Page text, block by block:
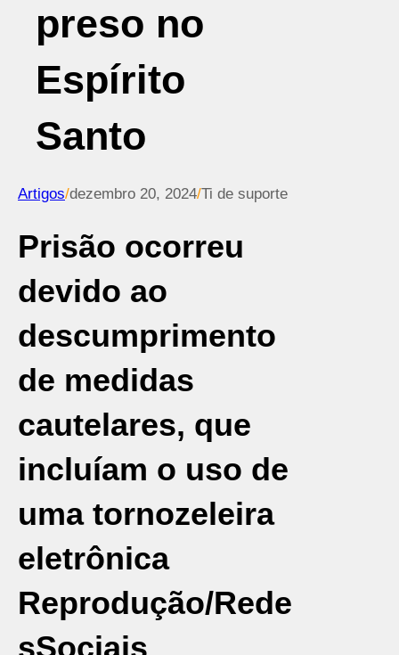
preso no
Espírito
Santo
Artigos/dezembro 20, 2024/Ti de suporte
Prisão ocorreu
devido ao
descumprimento
de medidas
cautelares, que
incluíam o uso de
uma tornozeleira
eletrônica
Reprodução/Rede
sSociais